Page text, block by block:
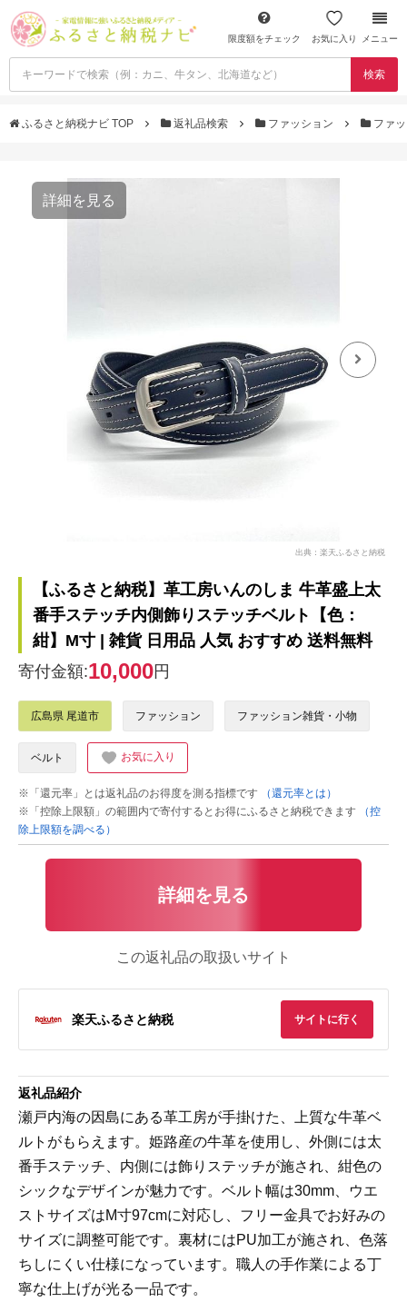
限度額をチェック お気に入り メニュー
検索
ふるさと納税ナビ TOP 返礼品検索 ファッション ファ
詳細を見る
出典：楽天ふるさと納税
【ふるさと納税】革工房いんのしま 牛革盛上太
番手ステッチ内側飾りステッチベルト【色：
紺】M寸 | 雑貨 日用品 人気 おすすめ 送料無料
寄付金額:10,000円
広島県 尾道市 ファッション ファッション雑貨・小物
ベルト お気に入り
※「還元率」とは返礼品のお得度を測る指標です
（還元率とは）
※「控除上限額」の範囲内で寄付するとお得にふるさと納税できます
（控
除上限額を調べる）
詳細を見る
この返礼品の取扱いサイト
楽天ふるさと納税 サイトに行く
返礼品紹介
瀬戸内海の因島にある革工房が手掛けた、上質な牛革ベ
ルトがもらえます。姫路産の牛革を使用し、外側には太
番手ステッチ、内側には飾りステッチが施され、紺色の
シックなデザインが魅力です。ベルト幅は30mm、ウエ
ストサイズはM寸97cmに対応し、フリー金具でお好みの
サイズに調整可能です。裏材にはPU加工が施され、色落
ちしにくい仕様になっています。職人の手作業による丁
寧な仕上げが光る一品です。